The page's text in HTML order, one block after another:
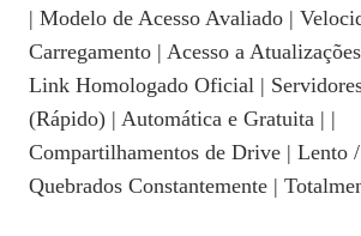
| Modelo de Acesso Avaliado |
Carregamento | Acesso a
Link Homologado Oficial |
(Rápido) | Automática e Gratuita | |
Compartilhamentos de Drive | Lento
Quebrados Constantemente |